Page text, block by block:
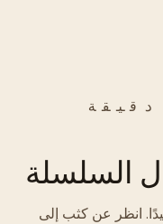
السلسلة
انظر عن كثب إلى